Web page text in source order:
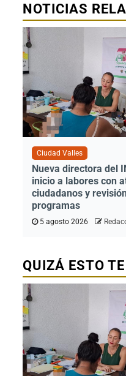
NOTICIAS
Ciudad Valles
Nueva directora del
inicio a labores con
ciudadanos y
programas
5 agosto 2026
QUIZÁ ESTO